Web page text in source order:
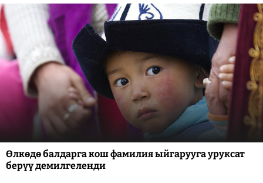
Өлкөдө балдарга кош фамилия ыйгарууга уруксат
берүү демилгеленди